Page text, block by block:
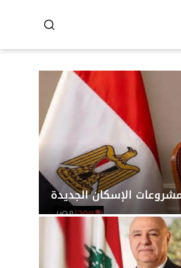
الإسكان الجديدة